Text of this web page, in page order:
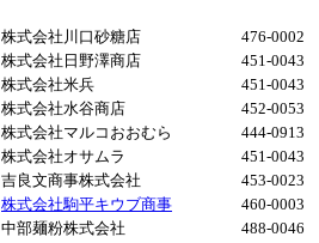
株式会社川口砂糖店
476-0002
株式会社日野澤商店
451-0043
株式会社米兵
451-0043
株式会社水谷商店
452-0053
株式会社マルコおおむら
444-0913
株式会社オサムラ
451-0043
吉良文商事株式会社
453-0023
株式会社駒平キウブ商事
460-0003
中部麺粉株式会社
488-0046